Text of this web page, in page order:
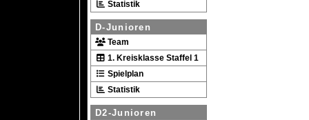
Statistik
D-Junioren
Team
1. Kreisklasse Staffel 1
Spielplan
Statistik
D2-Junioren